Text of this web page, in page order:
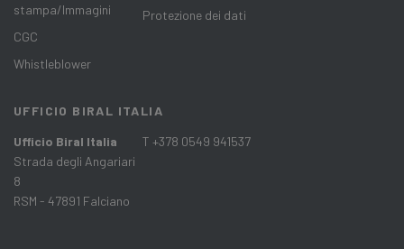
stampa/Immagini
CGC
Whistleblower
Protezione dei dati
UFFICIO BIRAL ITALIA
Ufficio Biral Italia
Strada degli Angariari
8
RSM - 47891 Falciano
T +378 0549 941537